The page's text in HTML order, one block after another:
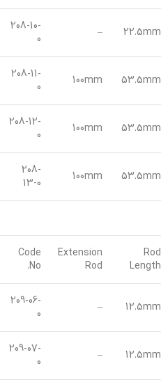
22.5mm
–
208-10-
0
53.5mm
100mm
208-11-
0
53.5mm
100mm
208-12-
0
53.5mm
100mm
208-
13-0
Rod
Length
Extension
Rod
Code
No.
12.5mm
–
209-06-
0
12.5mm
–
209-07-
0